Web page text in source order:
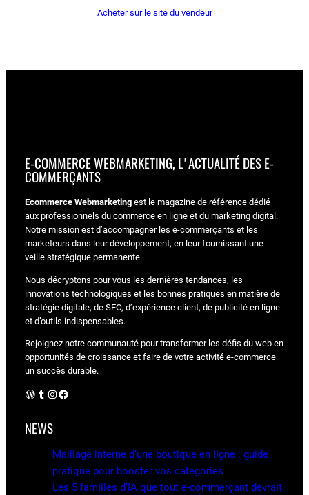
Acheter sur le site du vendeur
E-COMMERCE WEBMARKETING, L'ACTUALITÉ DES E-
COMMERÇANTS
Ecommerce Webmarketing est le magazine de référence dédié
aux professionnels du commerce en ligne et du marketing digital.
Notre mission est d’accompagner les e-commerçants et les
marketeurs dans leur développement, en leur fournissant une
veille stratégique permanente.
Nous décryptons pour vous les dernières tendances, les
innovations technologiques et les bonnes pratiques en matière de
stratégie digitale, de SEO, d’expérience client, de publicité en ligne
et d’outils indispensables.
Rejoignez notre communauté pour transformer les défis du web en
opportunités de croissance et faire de votre activité e-commerce
un succès durable.
WordPress Instagram Facebook
NEWS
Maillage interne d’une boutique en ligne : guide
pratique pour booster vos catégories
Les 5 familles d’IA que tout e-commerçant devrait